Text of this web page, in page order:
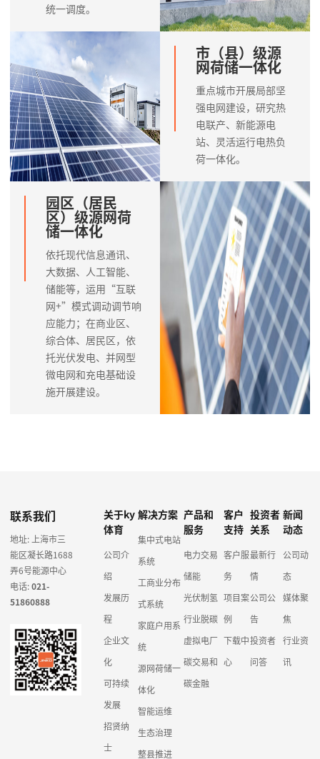
统一调度。
市（县）级源
网荷储一体化
重点城市开展局部坚
强电网建设，研究热
电联产、新能源电
站、灵活运行电热负
荷一体化。
园区（居民
区）级源网荷
储一体化
依托现代信息通讯、
大数据、人工智能、
储能等，运用“互联
网+”模式调动调节响
应能力；在商业区、
综合体、居民区，依
托光伏发电、并网型
微电网和充电基础设
施开展建设。
联系我们
地址: 上海市三
能区凝长路1688
弄6号能源中心
电话:021-
51860888
关于ky
体育
公司介
绍
发展历
程
企业文
化
可持续
发展
招贤纳
士
解决方案
集中式电站
系统
工商业分布
式系统
家庭户用系
统
源网荷储一
体化
智能运维
生态治理
整县推进
产品和
服务
电力交易
储能
光伏制氢
行业脱碳
虚拟电厂
碳交易和
碳金融
客户
支持
客户服
务
项目案
例
下载中
心
投资者
关系
最新行
情
公司公
告
投资者
问答
新闻
动态
公司动
态
媒体聚
焦
行业资
讯